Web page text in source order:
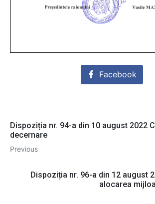
Facebook
Dispoziția nr. 94-a din 10 august 2022
decernare
Previous
Dispoziția nr. 96-a din 12 august
alocarea